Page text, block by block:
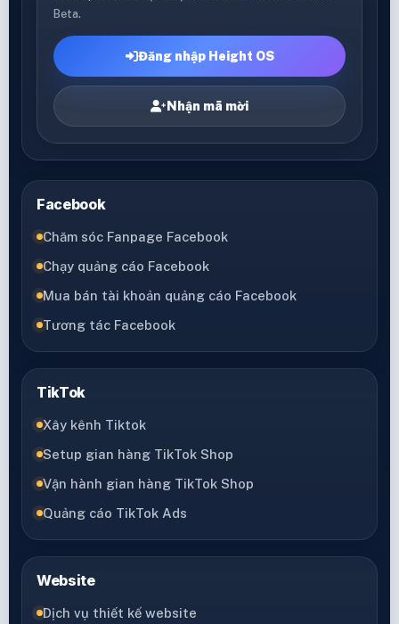
Beta.
Đăng nhập Height OS
Nhận mã mời
Facebook
Chăm sóc Fanpage Facebook
Chạy quảng cáo Facebook
Mua bán tài khoản quảng cáo Facebook
Tương tác Facebook
TikTok
Xây kênh Tiktok
Setup gian hàng TikTok Shop
Vận hành gian hàng TikTok Shop
Quảng cáo TikTok Ads
Website
Dịch vụ thiết kế website